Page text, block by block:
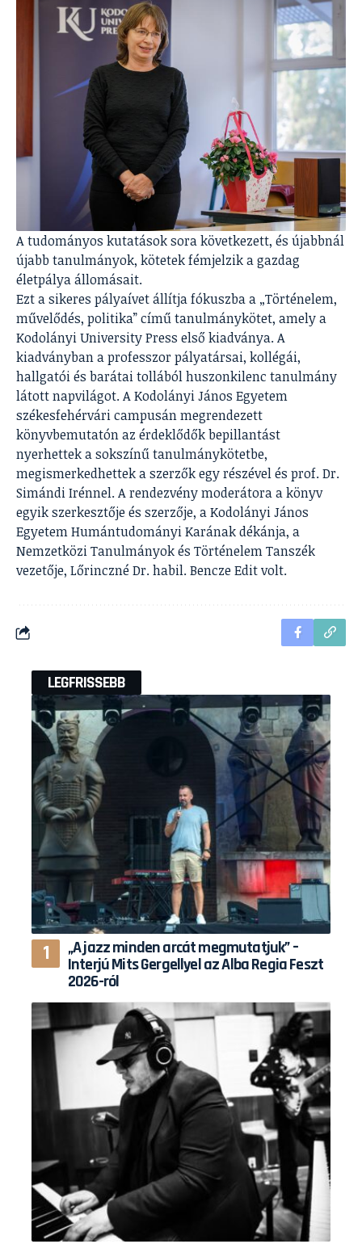
A tudományos kutatások sora következett, és újabbnál
újabb tanulmányok, kötetek fémjelzik a gazdag
életpálya állomásait.
Ezt a sikeres pályaívet állítja fókuszba a „Történelem,
művelődés, politika” című tanulmánykötet, amely a
Kodolányi University Press első kiadványa. A
kiadványban a professzor pályatársai, kollégái,
hallgatói és barátai tollából huszonkilenc tanulmány
látott napvilágot. A Kodolányi János Egyetem
székesfehérvári campusán megrendezett
könyvbemutatón az érdeklődők bepillantást
nyerhettek a sokszínű tanulmánykötetbe,
megismerkedhettek a szerzők egy részével és prof. Dr.
Simándi Irénnel. A rendezvény moderátora a könyv
egyik szerkesztője és szerzője, a Kodolányi János
Egyetem Humántudományi Karának dékánja, a
Nemzetközi Tanulmányok és Történelem Tanszék
vezetője, Lőrinczné Dr. habil. Bencze Edit volt.
LEGFRISSEBB
„A jazz minden arcát megmutatjuk” –
Interjú Mits Gergellyel az Alba Regia Feszt
2026-ról